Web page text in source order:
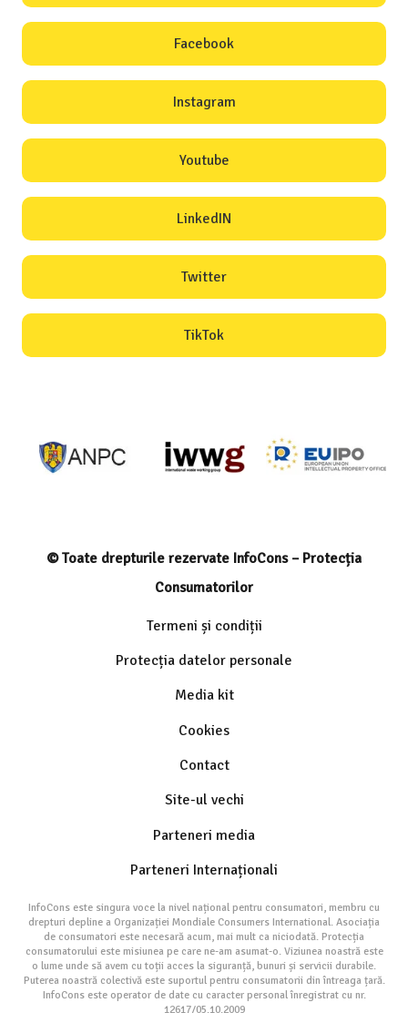
Facebook
Instagram
Youtube
LinkedIN
Twitter
TikTok
© Toate drepturile rezervate InfoCons – Protecția
Consumatorilor
Termeni și condiții
Protecția datelor personale
Media kit
Cookies
Contact
Site-ul vechi
Parteneri media
Parteneri Internaționali
InfoCons este singura voce la nivel național pentru consumatori, membru cu
drepturi depline a Organizației Mondiale Consumers International. Asociația
de consumatori este necesară acum, mai mult ca niciodată. Protecția
consumatorului este misiunea pe care ne-am asumat-o. Viziunea noastră este
o lume unde să avem cu toții acces la siguranță, bunuri și servicii durabile.
Puterea noastră colectivă este suportul pentru consumatorii din întreaga țară.
InfoCons este operator de date cu caracter personal înregistrat cu nr.
12617/05.10.2009